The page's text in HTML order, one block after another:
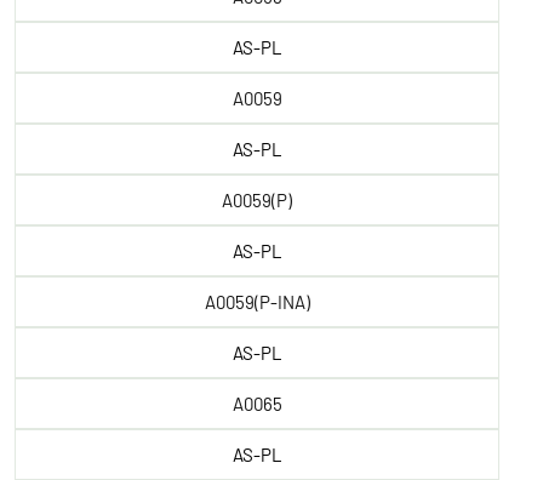
AS-PL
A0059
AS-PL
A0059(P)
AS-PL
A0059(P-INA)
AS-PL
A0065
AS-PL